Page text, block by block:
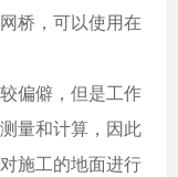
桥，可以使用在
偏僻，但是工作
量和计算，因此
施工的地面进行